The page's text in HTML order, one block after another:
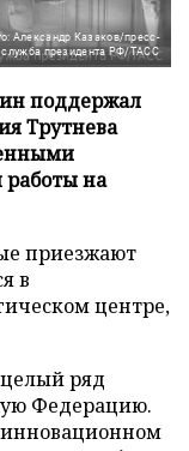
Александр Казаков/пресс-
служба президента РФ/ТАСС
поддержал
Трутнева
на
приезжают
в
центре,
ряд
Федерацию.
инновационном